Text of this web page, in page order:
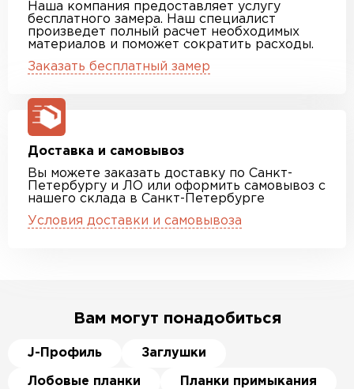
Наша компания предоставляет услугу
бесплатного замера. Наш специалист
произведет полный расчет необходимых
материалов и поможет сократить расходы.
Заказать бесплатный замер
Доставка и самовывоз
Вы можете заказать доставку по Санкт-
Петербургу и ЛО или оформить самовывоз с
нашего склада в Санкт-Петербурге
Условия доставки и самовывоза
Вам могут понадобиться
J-Профиль Заглушки
Лобовые планки Планки примыкания